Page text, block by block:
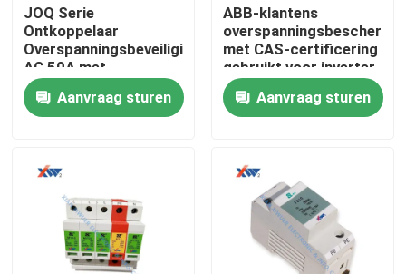
Huis
Producten
Ongeveer ons
Fabrieksreis
JOQ Serie
Ontkoppelaar
Overspanningsbeveiliging
AC 50A met
Meerlaagse
Bescherming en
Zinkoxide
Railmontage
Aanvraag sturen
ABB-klantens
met CAS-certificering
gebruikt voor inverter
Aanvraag sturen